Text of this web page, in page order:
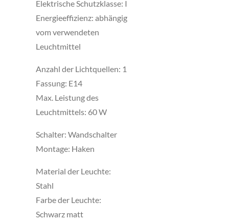
Elektrische Schutzklasse: I
Energieeffizienz: abhängig
vom verwendeten
Leuchtmittel
Anzahl der Lichtquellen: 1
Fassung: E14
Max. Leistung des
Leuchtmittels: 60 W
Schalter: Wandschalter
Montage: Haken
Material der Leuchte:
Stahl
Farbe der Leuchte:
Schwarz matt